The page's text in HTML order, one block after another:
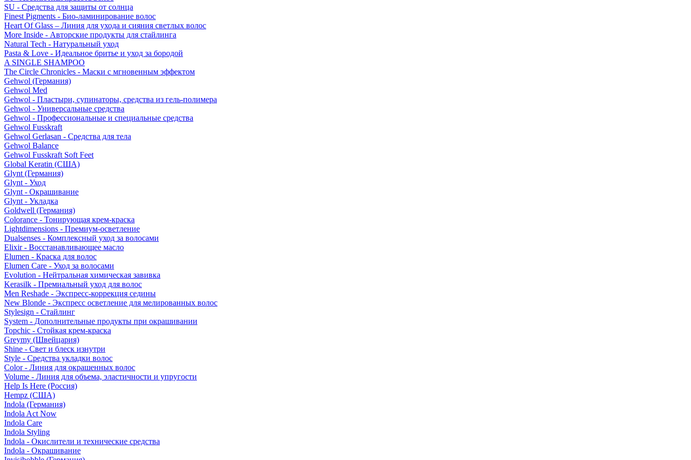
SU - Средства для защиты от солнца
Finest Pigments - Био-ламинирование волос
Heart Of Glass – Линия для ухода и сияния светлых волос
More Inside - Авторские продукты для стайлинга
Natural Tech - Натуральный уход
Pasta & Love - Идеальное бритье и уход за бородой
A SINGLE SHAMPOO
The Circle Chronicles - Маски с мгновенным эффектом
Gehwol (Германия)
Gehwol Med
Gehwol - Пластыри, супинаторы, средства из гель-полимера
Gehwol - Универсальные средства
Gehwol - Профессиональные и специальные средства
Gehwol Fusskraft
Gehwol Gerlasan - Средства для тела
Gehwol Balance
Gehwol Fusskraft Soft Feet
Global Keratin (США)
Glynt (Германия)
Glynt - Уход
Glynt - Окрашивание
Glynt - Укладка
Goldwell (Германия)
Colorance - Тонирующая крем-краска
Lightdimensions - Премиум-осветление
Dualsenses - Комплексный уход за волосами
Elixir - Восстанавливающее масло
Elumen - Краска для волос
Elumen Care - Уход за волосами
Evolution - Нейтральная химическая завивка
Kerasilk - Премиальный уход для волос
Men Reshade - Экспресс-коррекция седины
New Blonde - Экспресс осветление для мелированных волос
Stylesign - Стайлинг
System - Дополнительные продукты при окрашивании
Topchic - Стойкая крем-краска
Greymy (Швейцария)
Shine - Свет и блеск изнутри
Style - Средства укладки волос
Color - Линия для окрашенных волос
Volume - Линия для объема, эластичности и упругости
Help Is Here (Россия)
Hempz (США)
Indola (Германия)
Indola Act Now
Indola Care
Indola Styling
Indola - Окислители и технические средства
Indola - Окрашивание